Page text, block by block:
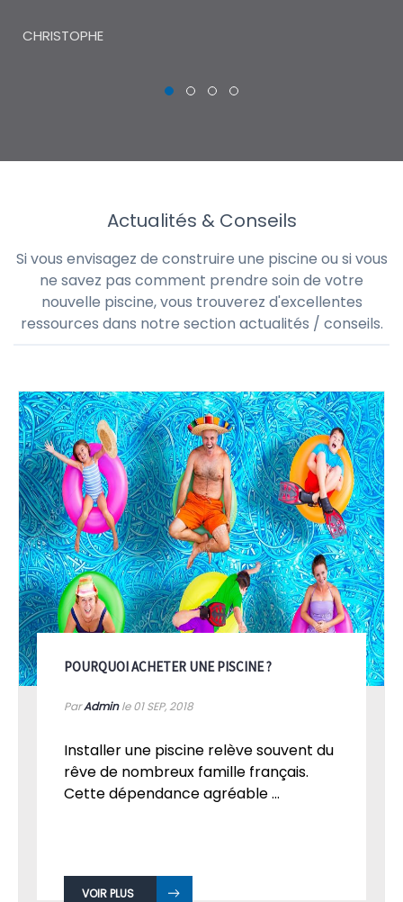
CHRISTOPHE
Actualités & Conseils
Si vous envisagez de construire une piscine ou si vous
ne savez pas comment prendre soin de votre
nouvelle piscine, vous trouverez d'excellentes
ressources dans notre section actualités / conseils.
POURQUOI ACHETER UNE PISCINE ?
ParAdminle 01SEP, 2018
Installer une piscine relève souvent du
rêve de nombreux famille français.
Cette dépendance agréable ...
VOIR PLUS